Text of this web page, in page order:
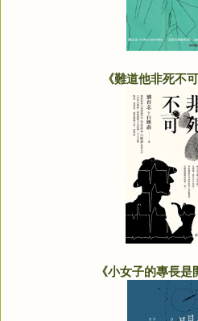
《難道他非死不
《小女子的專長